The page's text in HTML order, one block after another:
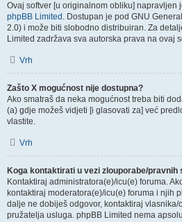
Ovaj softver [u originalnom obliku] napravljen
phpBB Limited . Dostupan je pod GNU
2.0) i može biti slobodno distribuiran. Za
Limited zadržava sva autorska prava na ovaj
Vrh
Zašto X mogućnost nije dostupna?
Ako smatraš da neka mogućnost treba biti
(a) gdje možeš vidjeti [i glasovati za] već
vlastite.
Vrh
Koga kontaktirati u vezi zlouporabe/
Kontaktiraj administratora(e)/icu(e) foruma.
kontaktiraj moderatora(e)/icu(e) foruma i njih
dalje ne dobiješ odgovor, kontaktiraj vlasnika/
pružatelja usluga. phpBB Limited nema